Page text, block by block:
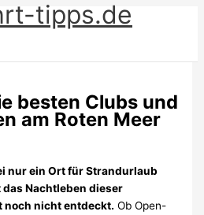
tipps.de
besten Clubs und
am Roten Meer
nur ein Ort für Strandurlaub
Nachtleben dieser
noch nicht entdeckt. Ob Open-